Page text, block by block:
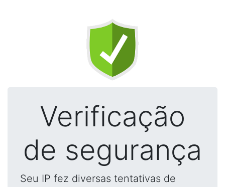
Verificação
de segurança
Seu IP fez diversas tentativas de